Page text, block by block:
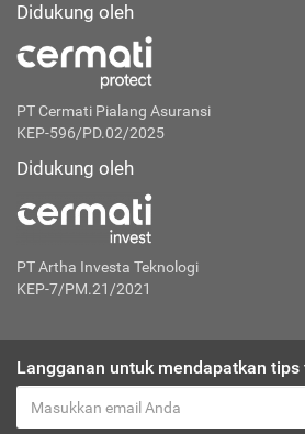
Didukung oleh
PT Cermati Pialang Asuransi
KEP-596/PD.02/2025
Didukung oleh
PT Artha Investa Teknologi
KEP-7/PM.21/2021
Langganan untuk mendapatkan tips